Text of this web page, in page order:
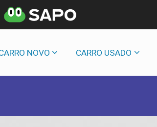
NOVO CARRO USADO